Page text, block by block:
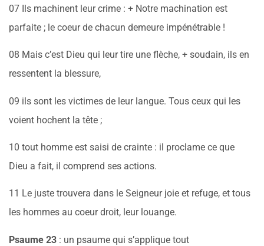
07 Ils machinent leur crime : + Notre machination est
parfaite ; le coeur de chacun demeure impénétrable !
08 Mais c’est Dieu qui leur tire une flèche, + soudain, ils en
ressentent la blessure,
09 ils sont les victimes de leur langue. Tous ceux qui les
voient hochent la tête ;
10 tout homme est saisi de crainte : il proclame ce que
Dieu a fait, il comprend ses actions.
11 Le juste trouvera dans le Seigneur joie et refuge, et tous
les hommes au coeur droit, leur louange.
Psaume 23 : un psaume qui s’applique tout